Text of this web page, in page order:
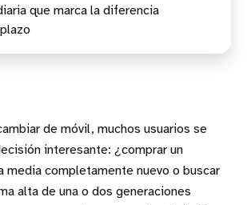
post-lanzamiento
que marca la diferencia
gran impacto
de móvil, muchos usuarios se
interesante: ¿comprar un
media completamente nuevo o buscar
alta de una o dos generaciones